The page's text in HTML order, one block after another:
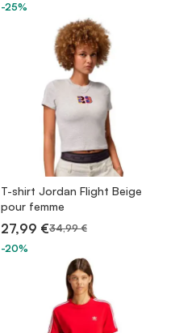
-25%
T-shirt Jordan Flight Beige
pour femme
27,99 €34,99 €
-20%